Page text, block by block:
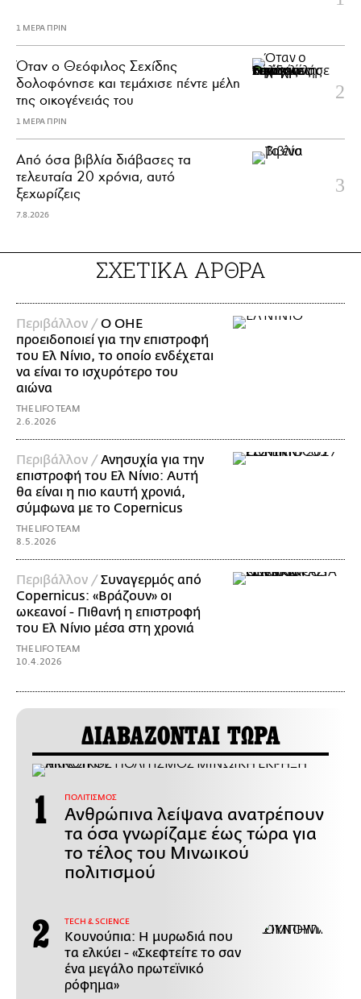
1 ΜΕΡΑ ΠΡΙΝ
Όταν ο Θεόφιλος Σεχίδης
δολοφόνησε και τεμάχισε πέντε μέλη
της οικογένειάς του
1 ΜΕΡΑ ΠΡΙΝ
Από όσα βιβλία διάβασες τα
τελευταία 20 χρόνια, αυτό
ξεχωρίζεις
7.8.2026
ΣΧΕΤΙΚΑ ΑΡΘΡΑ
Περιβάλλον / Ο ΟΗΕ
προειδοποιεί για την επιστροφή
του Ελ Νίνιο, το οποίο ενδέχεται
να είναι το ισχυρότερο του
αιώνα
THE LIFO TEAM
2.6.2026
Περιβάλλον / Ανησυχία για την
επιστροφή του Ελ Νίνιο: Αυτή
θα είναι η πιο καυτή χρονιά,
σύμφωνα με το Copernicus
THE LIFO TEAM
8.5.2026
Περιβάλλον / Συναγερμός από
Copernicus: «Βράζουν» οι
ωκεανοί - Πιθανή η επιστροφή
του Ελ Νίνιο μέσα στη χρονιά
THE LIFO TEAM
10.4.2026
ΔΙΑΒΑΖΟΝΤΑΙ ΤΩΡΑ
ΠΟΛΙΤΙΣΜΟΣ
Ανθρώπινα λείψανα ανατρέπουν
τα όσα γνωρίζαμε έως τώρα για
το τέλος του Μινωικού
πολιτισμού
ΤECH & SCIENCE
Κουνούπια: Η μυρωδιά που
τα ελκύει - «Σκεφτείτε το σαν
ένα μεγάλο πρωτεϊνικό
ρόφημα»